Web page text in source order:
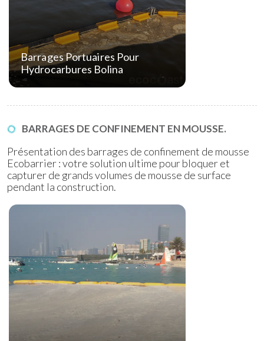
Barrages Portuaires Pour
Hydrocarbures Bolina
BARRAGES DE CONFINEMENT EN MOUSSE.
Présentation des barrages de confinement de mousse
Ecobarrier : votre solution ultime pour bloquer et
capturer de grands volumes de mousse de surface
pendant la construction.